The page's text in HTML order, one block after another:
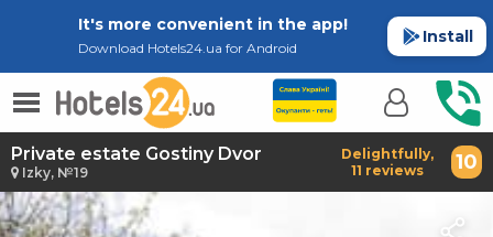
It's more convenient in the app!
Download Hotels24.ua for Android
Install
Private estate Gostiny Dvor
Izky, №19
Delightfully, 10
11 reviews